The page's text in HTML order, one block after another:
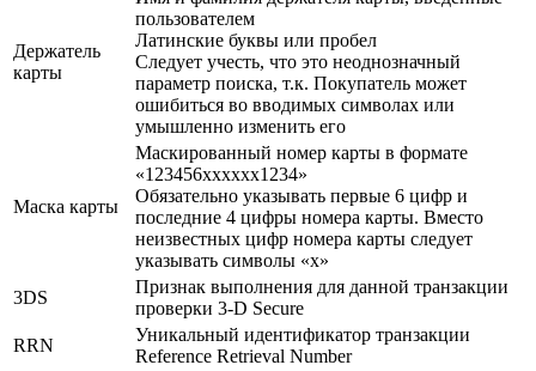
Держатель
карты
пользователем
Латинские буквы или пробел
Следует учесть, что это неоднозначный
параметр поиска, т.к. Покупатель может
ошибиться во вводимых символах или
умышленно изменить его
Маска карты
Маскированный номер карты в формате
«123456xxxxxx1234»
Обязательно указывать первые 6 цифр и
последние 4 цифры номера карты. Вместо
неизвестных цифр номера карты следует
указывать символы «x»
3DS
Признак выполнения для данной транзакции
проверки 3-D Secure
RRN
Уникальный идентификатор транзакции
Reference Retrieval Number